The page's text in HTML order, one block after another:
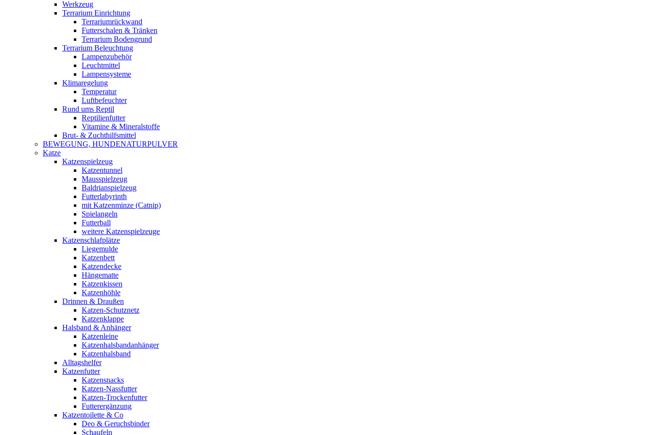
Werkzeug
Terrarium Einrichtung
Terrariumrückwand
Futterschalen & Tränken
Terrarium Bodengrund
Terrarium Beleuchtung
Lampenzubehör
Leuchtmittel
Lampensysteme
Klimaregelung
Temperatur
Luftbefeuchter
Rund ums Reptil
Reptilienfutter
Vitamine & Mineralstoffe
Brut- & Zuchthilfsmittel
BEWEGUNG, HUNDENATURPULVER
Katze
Katzenspielzeug
Katzentunnel
Mausspielzeug
Baldrianspielzeug
Futterlabyrinth
mit Katzenminze (Catnip)
Spielangeln
Futterball
weitere Katzenspielzeuge
Katzenschlafplätze
Liegemulde
Katzenbett
Katzendecke
Hängematte
Katzenkissen
Katzenhöhle
Drinnen & Draußen
Katzen-Schutznetz
Katzenklappe
Halsband & Anhänger
Katzenleine
Katzenhalsbandanhänger
Katzenhalsband
Alltagshelfer
Katzenfutter
Katzensnacks
Katzen-Nassfutter
Katzen-Trockenfutter
Futterergänzung
Katzentoilette & Co
Deo & Geruchsbinder
Schaufeln